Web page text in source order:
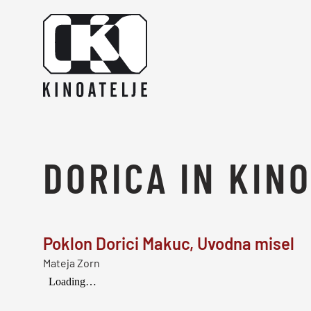
DORICA IN
Poklon Dorici Makuc, Uvodna misel
Mateja Zorn